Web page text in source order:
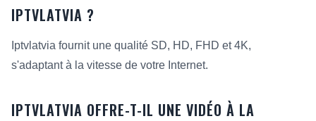
IPTVLATVIA ?
Iptvlatvia fournit une qualité SD, HD, FHD et 4K,
s'adaptant à la vitesse de votre Internet.
IPTVLATVIA OFFRE-T-IL UNE VIDÉO À LA